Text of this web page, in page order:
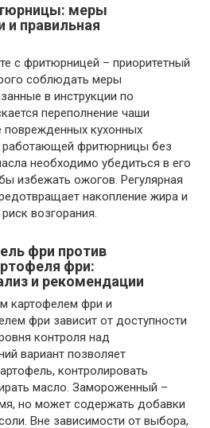
меры
и правильная
с фритюрницей – приоритетный
соблюдать меры
в инструкции по
переполнение чаши
поврежденных кухонных
работающей фритюрницы без
необходимо убедиться в его
избежать ожогов. Регулярная
накопление жира и
возгорания.
фри против
фри:
и рекомендации
картофелем фри и
фри зависит от доступности
контроля над
вариант позволяет
контролировать
масло. Замороженный –
но может содержать добавки
Вне зависимости от выбора,